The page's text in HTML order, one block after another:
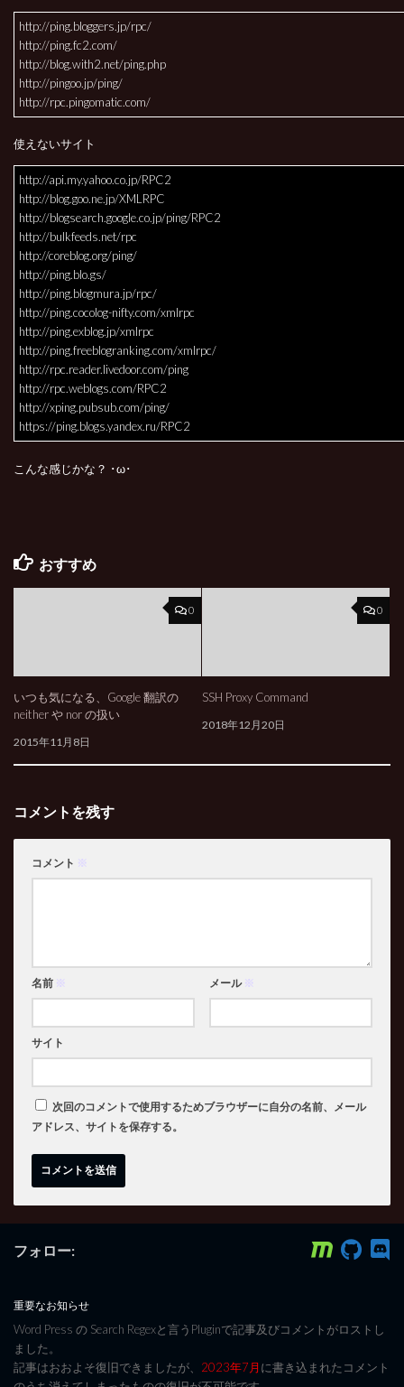
http://ping.bloggers.jp/rpc/
http://ping.fc2.com/
http://blog.with2.net/ping.php
http://pingoo.jp/ping/
http://rpc.pingomatic.com/
使えないサイト
http://api.my.yahoo.co.jp/RPC2
http://blog.goo.ne.jp/XMLRPC
http://blogsearch.google.co.jp/ping/RPC2
http://bulkfeeds.net/rpc
http://coreblog.org/ping/
http://ping.blo.gs/
http://ping.blogmura.jp/rpc/
http://ping.cocolog-nifty.com/xmlrpc
http://ping.exblog.jp/xmlrpc
http://ping.freeblogranking.com/xmlrpc/
http://rpc.reader.livedoor.com/ping
http://rpc.weblogs.com/RPC2
http://xping.pubsub.com/ping/
https://ping.blogs.yandex.ru/RPC2
こんな感じかな？ ･ω･
おすすめ
0
いつも気になる、Google 翻訳の
neither や nor の扱い
2015年11月8日
0
SSH Proxy Command
2018年12月20日
コメントを残す
コメント ※
名前 ※ メール ※
サイト
次回のコメントで使用するためブラウザーに自分の名前、メール
アドレス、サイトを保存する。
フォロー:
重要なお知らせ
Word Press の Search Regexと言うPluginで記事及びコメントがロストし
ました。
記事はおおよそ復旧できましたが、 2023年7月に書き込まれたコメント